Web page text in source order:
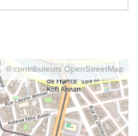
© contributeurs OpenStreetMap